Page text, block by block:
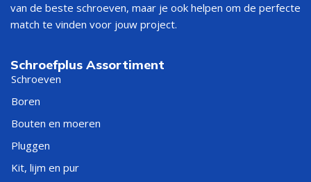
van de beste schroeven, maar je ook helpen om de perfecte
match te vinden voor jouw project.
Schroefplus Assortiment
Schroeven
Boren
Bouten en moeren
Pluggen
Kit, lijm en pur